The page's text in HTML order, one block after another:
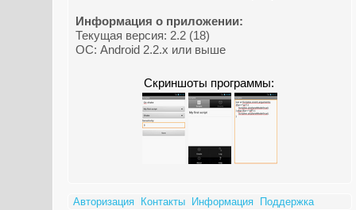
Информация о приложении:
Текущая версия: 2.2 (18)
ОС: Android 2.2.x или выше
Скриншоты программы:
Авторизация Контакты Информация Поддержка